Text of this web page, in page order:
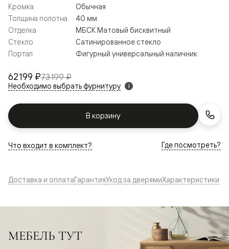
62 199 ₽73 199 ₽
Необходимо выбрать фурнитуру i
В корзину
Кромка
Обычная
Толщина полотна
40 мм
Отделка
МБСК Матовый бисквитный
Стекло
Сатинированное стекло
Портал
Фигурный универсальный наличник
Что входит в комплект? Где посмотреть?
Доставка и оплатаГарантияУход за дверямиХарактеристики
МЕБЕЛЬ ТУТ